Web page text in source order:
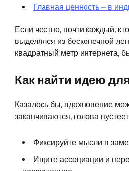
Главная ценность – в
Если честно, почти каждый,
выделялся из бесконечной
квадратный метр интернета,
Как найти идею
Казалось бы, вдохновение
заканчиваются, голова
Фиксируйте мысли в
Ищите ассоциации и